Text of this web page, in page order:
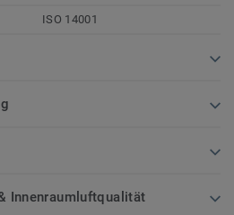
ISO 14001
Innenraumluftqualität